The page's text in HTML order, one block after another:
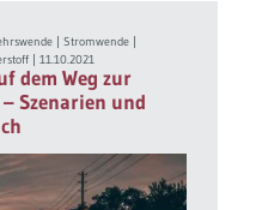
|Stromwende
|11.10.2021
dem Weg zur
Szenarien und